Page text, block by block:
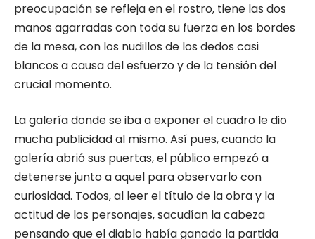
preocupación se refleja en el rostro, tiene las dos
manos agarradas con toda su fuerza en los bordes
de la mesa, con los nudillos de los dedos casi
blancos a causa del esfuerzo y de la tensión del
crucial momento.
La galería donde se iba a exponer el cuadro le dio
mucha publicidad al mismo. Así pues, cuando la
galería abrió sus puertas, el público empezó a
detenerse junto a aquel para observarlo con
curiosidad. Todos, al leer el título de la obra y la
actitud de los personajes, sacudían la cabeza
pensando que el diablo había ganado la partida